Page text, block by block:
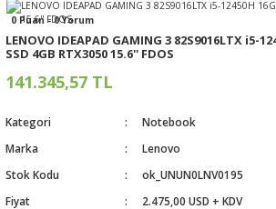
0 Puan - 0 Yorum
LENOVO IDEAPAD GAMING 3 82S9016LTX i5-
SSD 4GB RTX3050 15.6'' FDOS
141.345,57 TL
Kategori
Notebook
Marka
Lenovo
Stok Kodu
ok_UNUN0LNV0195
Fiyat
2.475,00 USD + KDV